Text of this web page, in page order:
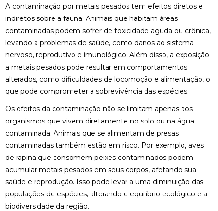
A contaminação por metais pesados tem efeitos diretos e
indiretos sobre a fauna. Animais que habitam áreas
contaminadas podem sofrer de toxicidade aguda ou crônica,
levando a problemas de saúde, como danos ao sistema
nervoso, reprodutivo e imunológico. Além disso, a exposição
a metais pesados pode resultar em comportamentos
alterados, como dificuldades de locomoção e alimentação, o
que pode comprometer a sobrevivência das espécies.
Os efeitos da contaminação não se limitam apenas aos
organismos que vivem diretamente no solo ou na água
contaminada. Animais que se alimentam de presas
contaminadas também estão em risco. Por exemplo, aves
de rapina que consomem peixes contaminados podem
acumular metais pesados em seus corpos, afetando sua
saúde e reprodução. Isso pode levar a uma diminuição das
populações de espécies, alterando o equilíbrio ecológico e a
biodiversidade da região.